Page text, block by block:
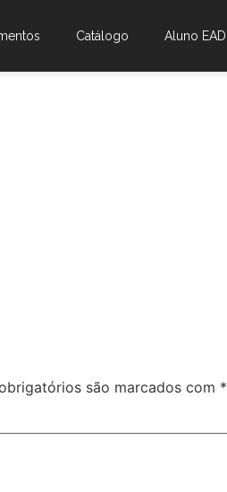
Catálogo Aluno EAD
são marcados com *